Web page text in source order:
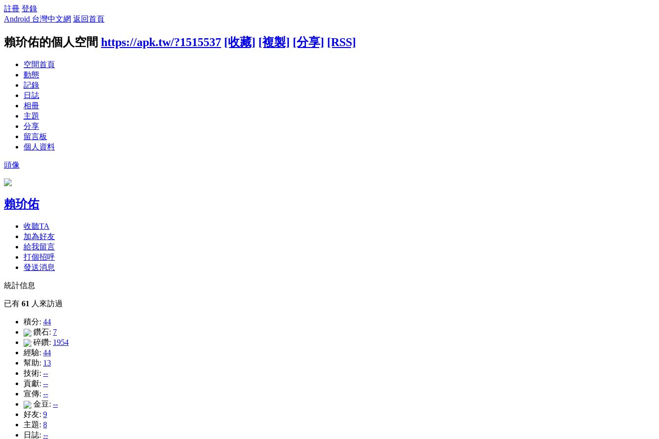
註冊 登錄
Android 台灣中文網 返回首頁
賴玠佑的個人空間 https://apk.tw/?1515537 [收藏] [複製] [分享] [RSS]
空間首頁
動態
記錄
日誌
相冊
主題
分享
留言板
個人資料
頭像
賴玠佑
收聽TA
加為好友
給我留言
打個招呼
發送消息
統計信息
已有 61 人來訪過
積分: 44
鑽石: 7
碎鑽: 1954
經驗: 44
幫助: 13
技術: --
貢獻: --
宣傳: --
金豆: --
好友: 9
主題: 8
日誌: --